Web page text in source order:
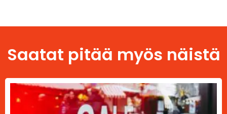
Saatat pitää myös näistä